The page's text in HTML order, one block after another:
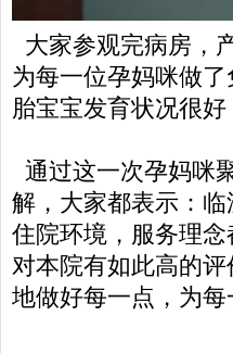
大家参观完病房，
为每一位孕妈咪做
胎宝宝发育状况很
通过这一次孕妈咪
解，大家都表示：
住院环境，服务理
对本院有如此高的
地做好每一点，为